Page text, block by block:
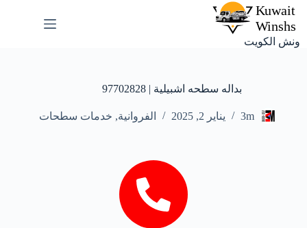
ونش الكويت
بداله سطحه اشبيلية | 97702828
3m يناير 2, 2025 الفروانية, خدمات سطحات